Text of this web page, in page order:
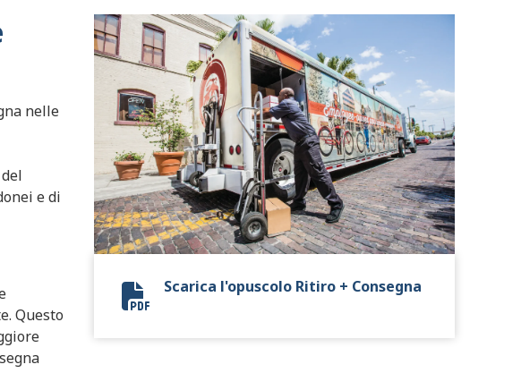
nelle
e di
Questo
9503-02 Distribution Keystone-EMEA-
Scarica l'opuscolo Ritiro + Consegna